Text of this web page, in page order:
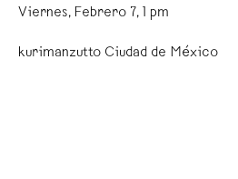
Viernes, Febrero 7, 1 pm
kurimanzutto Ciudad de México